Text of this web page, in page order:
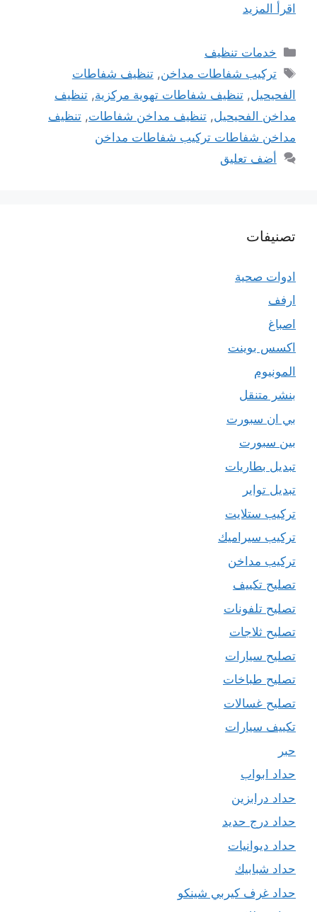
اقرأ المزيد
التصنيفات
خدمات تنظيف
الوسوم
تركيب شفاطات مداخن,تنظيف شفاطات
الفحيحيل, تنظيف شفاطات تهوية مركزية, تنظيف
مداخن الفحيحيل, تنظيف مداخن شفاطات, تنظيف
مداخن شفاطات تركيب شفاطات مداخن
أضف تعليق
تصنيفات
ادوات صحية
ارفف
اصباغ
اكسس بوينت
المونيوم
بنشر متنقل
بي ان سبورت
بين سبورت
تبديل بطاريات
تبديل تواير
تركيب ستلايت
تركيب سيراميك
تركيب مداخن
تصليح تكييف
تصليح تلفونات
تصليح ثلاجات
تصليح سيارات
تصليح طباخات
تصليح غسالات
تكييف سيارات
حبر
حداد ابواب
حداد درابزين
حداد درج حديد
حداد ديوانيات
حداد شبابيك
حداد غرف كيربي شينكو